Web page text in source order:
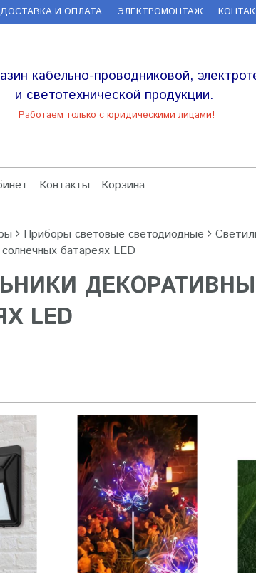
ДОСТАВКА И ОПЛАТА ЭЛЕКТРОМОНТАЖ
кабельно-проводниковой,
и светотехнической продукции.
Работаем только с юридическими лицами!
Контакты Корзина
Приборы световые светодиодные
батареях LED
LED